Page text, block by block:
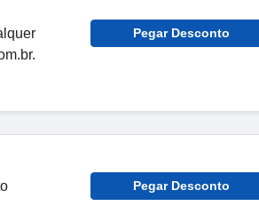
Pegar Desconto
Pegar Desconto